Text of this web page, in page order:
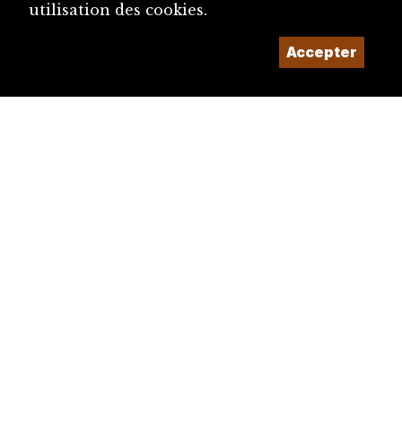
utilisation des cookies.
Accepter